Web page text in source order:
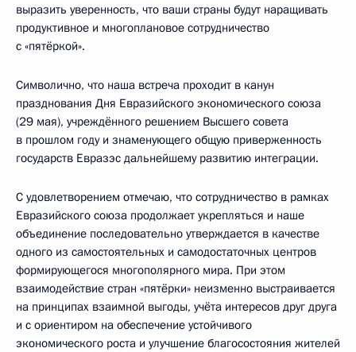
выразить уверенность, что ваши страны будут наращивать
продуктивное и многоплановое сотрудничество
с «пятёркой».
Символично, что наша встреча проходит в канун
празднования Дня Евразийского экономического союза
(29 мая), учреждённого решением Высшего совета
в прошлом году и знаменующего общую приверженность
государств Евразэс дальнейшему развитию интеграции.
С удовлетворением отмечаю, что сотрудничество в рамках
Евразийского союза продолжает укрепляться и наше
объединение последовательно утверждается в качестве
одного из самостоятельных и самодостаточных центров
формирующегося многополярного мира. При этом
взаимодействие стран «пятёрки» неизменно выстраивается
на принципах взаимной выгоды, учёта интересов друг друга
и с ориентиром на обеспечение устойчивого
экономического роста и улучшение благосостояния жителей